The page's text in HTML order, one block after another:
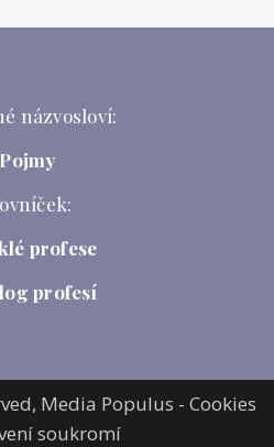
názvosloví:
Pojmy
profese
profesí
Media Populus - Cookies
soukromí